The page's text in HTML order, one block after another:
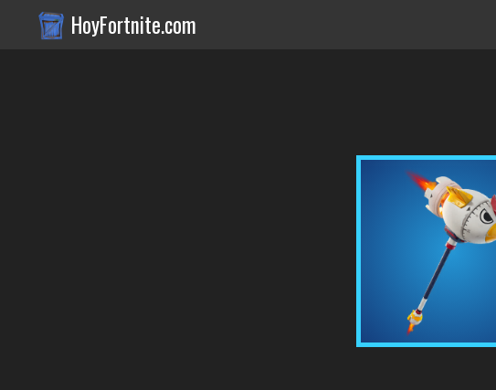
HoyFortnite.com